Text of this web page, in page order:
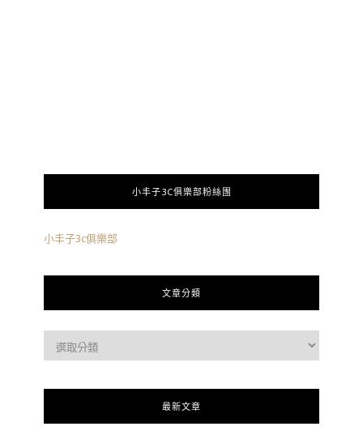
小丰子3C俱樂部粉絲團
小丰子3c俱樂部
文章分類
最新文章